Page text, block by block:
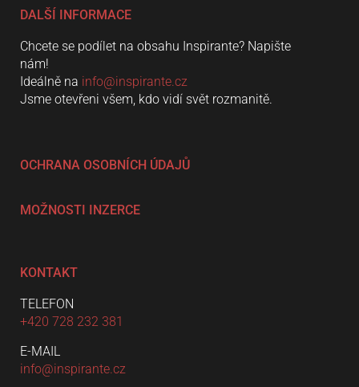
DALŠÍ INFORMACE
Chcete se podílet na obsahu Inspirante? Napište
nám!
Ideálně na info@inspirante.cz
Jsme otevřeni všem, kdo vidí svět rozmanitě.
OCHRANA OSOBNÍCH ÚDAJŮ
MOŽNOSTI INZERCE
KONTAKT
TELEFON
+420 728 232 381
E-MAIL
info@inspirante.cz